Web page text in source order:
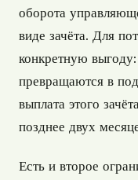
оборота
виде зачёта. Для
конкретную
превращаются в
выплата этого
позднее двух
Есть и второе